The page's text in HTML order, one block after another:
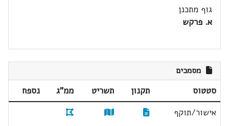
גוף מתכנן
א. פרקש
מסמכים
סטטוס תקנון תשריט ממ"ג
נספח
אישור/תוקף